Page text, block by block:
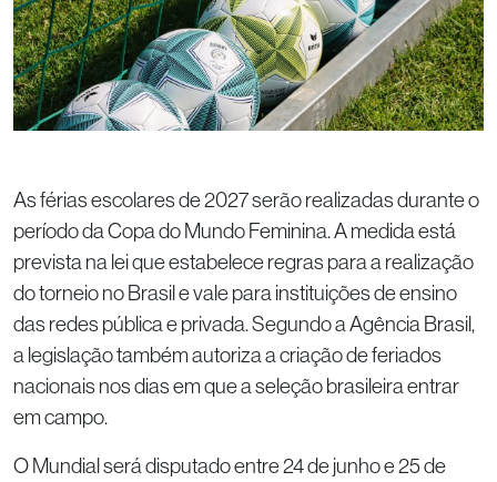
As férias escolares de 2027 serão realizadas durante o
período da Copa do Mundo Feminina. A medida está
prevista na lei que estabelece regras para a realização
do torneio no Brasil e vale para instituições de ensino
das redes pública e privada. Segundo a Agência Brasil,
a legislação também autoriza a criação de feriados
nacionais nos dias em que a seleção brasileira entrar
em campo.
O Mundial será disputado entre 24 de junho e 25 de